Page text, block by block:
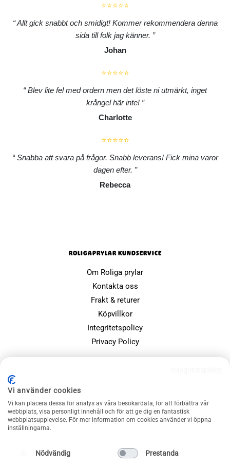
⭐⭐⭐⭐⭐
Allt gick snabbt och smidigt! Kommer rekommendera denna
sida till folk jag känner.
Johan
⭐⭐⭐⭐⭐
Blev lite fel med ordern men det löste ni utmärkt, inget
krångel här inte!
Charlotte
⭐⭐⭐⭐⭐
Snabba att svara på frågor. Snabb leverans! Fick mina varor
dagen efter.
Rebecca
ROLIGAPRYLAR KUNDSERVICE
Om Roliga prylar
Kontakta oss
Frakt & returer
Köpvillkor
Integritetspolicy
Privacy Policy
Julklappsspelet
Merchandise
Vi använder cookies
Vi kan placera dessa för analys av våra besökardata, för att förbättra vår
webbplats, visa personligt innehåll och för att ge dig en fantastisk
webbplatsupplevelse. För mer information om cookies använder vi öppna
inställningarna.
Nödvändig Prestanda